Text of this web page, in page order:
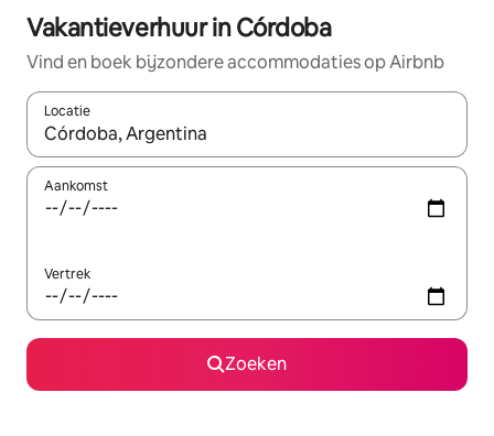
Vakantieverhuur in Córdoba
Vind en boek bijzondere accommodaties op Airbnb
Locatie
Wanneer er suggesties beschikbaar zijn, maak je een keuze
Aankomst
Vertrek
Zoeken